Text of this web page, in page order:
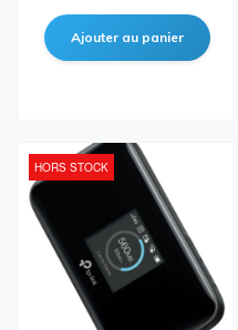
HORS STOCK